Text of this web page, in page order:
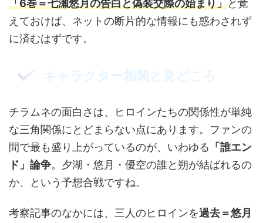
「6巻＝七瀬悠月の告白と偽装交際の始まり」と覚
えておけば、ネットの断片的な情報にも惑わされず
に済むはずです。
キャラクター相関と見どころ
チラムネの面白さは、ヒロインたちの関係性が単純
な三角関係にとどまらない点にあります。ファンの
間で最も盛り上がっているのが、いわゆる 「誰エン
ド」論争。夕湖・悠月・優空の誰と朔が結ばれるの
か、という予想合戦ですね。
考察記事のなかには、三人のヒロインを過去＝悠月